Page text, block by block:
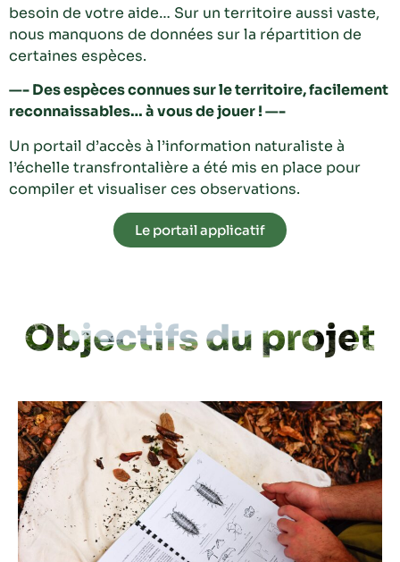
besoin de votre aide… Sur un territoire aussi vaste,
nous manquons de données sur la répartition de
certaines espèces.
—- Des espèces connues sur le territoire, facilement
reconnaissables… à vous de jouer ! —-
Un portail d’accès à l’information naturaliste à
l’échelle transfrontalière a été mis en place pour
compiler et visualiser ces observations.
Le portail applicatif
Objectifs du projet